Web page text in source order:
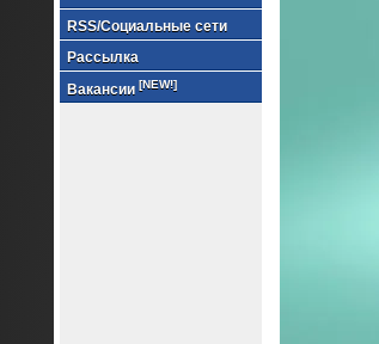
RSS/Социальные сети
Рассылка
Вакансии [NEW!]